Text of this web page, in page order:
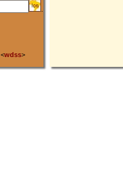
.
wdss>